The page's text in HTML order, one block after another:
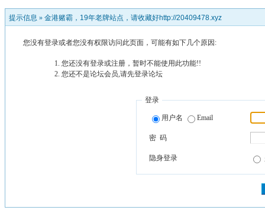
提示信息 » 金港赌霸，19年老牌站点，请收藏好http://20409478.xyz
您没有登录或者您没有权限访问此页面，可能有如下几个原因:
您还没有登录或注册，暂时不能使用此功能!!
您还不是论坛会员,请先登录论坛
登录
用户名 Email
密 码
隐身登录